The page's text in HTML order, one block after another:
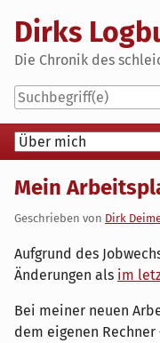
content
Dirks
Die Chronik des
Navigation
Mein
Geschrieben von Dirk
Aufgrund des
Änderungen als im
Bei meiner neuen
dem eigenen